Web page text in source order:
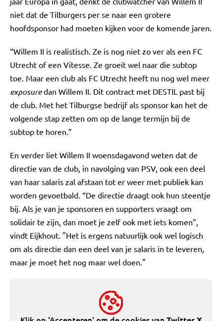
niet dat de Tilburgers per se naar een grotere
hoofdsponsor had moeten kijken voor de komende jaren.
“Willem II is realistisch. Ze is nog niet zo ver als een FC
Utrecht of een Vitesse. Ze groeit wel naar die subtop
toe. Maar een club als FC Utrecht heeft nu nog wel meer
exposuredan Willem II. Dit contract met DESTIL past bij
de club. Met het Tilburgse bedrijf als sponsor kan het de
volgende stap zetten om op de lange termijn bij de
subtop te horen.”
En verder liet Willem II woensdagavond weten dat de
directie van de club, in navolging van PSV, ook een deel
van haar salaris zal afstaan tot er weer met publiek kan
worden gevoetbald. “De directie draagt ook hun steentje
bij. Als je van je sponsoren en supporters vraagt om
solidair te zijn, dan moet je zelf ook met iets komen”,
vindt Eijkhout. "Het is ergens natuurlijk ook wel logisch
om als directie dan een deel van je salaris in te leveren,
maar je moet het nog maar wel doen."